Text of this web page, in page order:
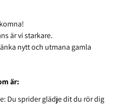
är vi starkare.
nytt och utmana gamla
är:
Du sprider glädje dit du rör dig